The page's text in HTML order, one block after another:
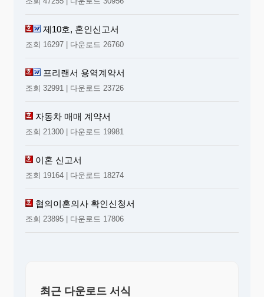
제10호, 혼인신고서
조회 16297 | 다운로드 26760
프리랜서 용역계약서
조회 32991 | 다운로드 23726
자동차 매매 계약서
조회 21300 | 다운로드 19981
이혼 신고서
조회 19164 | 다운로드 18274
협의이혼의사 확인신청서
조회 23895 | 다운로드 17806
최근 다운로드 서식